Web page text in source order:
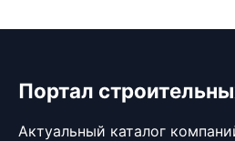
Портал
Актуальный каталог